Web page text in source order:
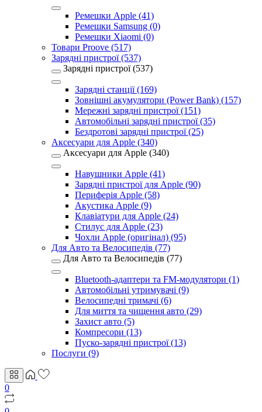
Ремешки Apple (41)
Ремешки Samsung (0)
Ремешки Xiaomi (0)
Товари Proove (517)
Зарядні пристрої (537)
Зарядні пристрої (537)
Зарядні станції (169)
Зовнішні акумулятори (Power Bank) (157)
Мережні зарядні пристрої (151)
Автомобільні зарядні пристрої (35)
Бездротові зарядні пристрої (25)
Аксесуари для Apple (340)
Аксесуари для Apple (340)
Навушники Apple (41)
Зарядні пристрої для Apple (90)
Периферія Apple (58)
Акустика Apple (9)
Клавіатури для Apple (24)
Стилус для Apple (23)
Чохли Apple (оригінал) (95)
Для Авто та Велосипедів (77)
Для Авто та Велосипедів (77)
Bluetooth-адаптери та FM-модулятори (1)
Автомобільні утримувачі (9)
Велосипедні тримачі (6)
Для миття та чищення авто (29)
Захист авто (5)
Компресори (13)
Пуско-зарядні пристрої (13)
Послуги (9)
0